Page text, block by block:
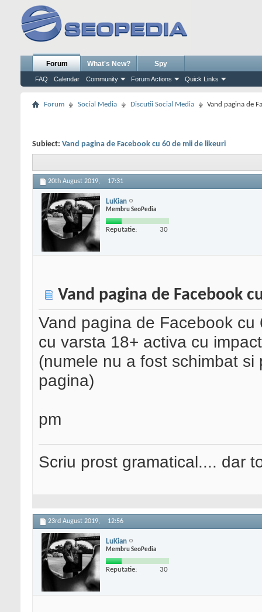
Forum
FAQ Calendar Community Forum Actions Quick Links
What's New? Spy
Forum Social Media Discutii Social Media Vand pagina de
Subiect: Vand pagina de Facebook cu 60 de mii de likeuri
20th August 2019, 17:31
LuKian
Membru SeoPedia
Reputatie: 30
Vand pagina de Facebook
Vand pagina de Facebook
cu varsta 18+ activa cu
(numele nu a fost schimbat
pagina)
pm
Scriu prost gramatical.... dar
23rd August 2019, 12:56
LuKian
Membru SeoPedia
Reputatie: 30